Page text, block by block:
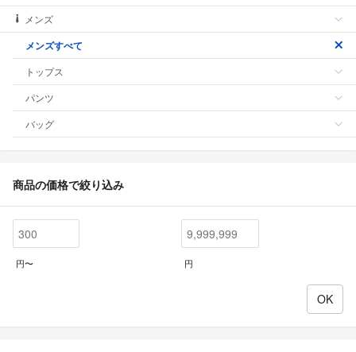
メンズ
メンズすべて
トップス
パンツ
バッグ
商品の価格で絞り込み
円〜 円